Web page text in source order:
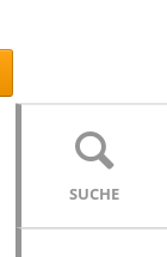
SUCHE